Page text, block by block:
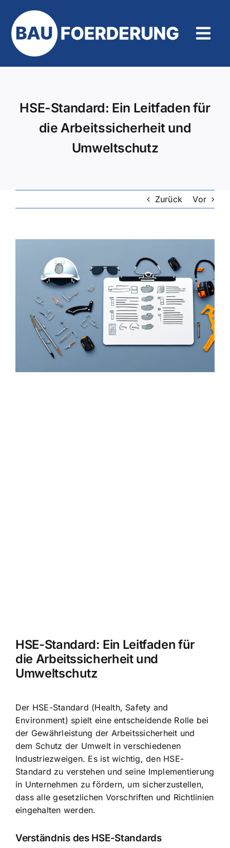
Inhalt
springen
HSE-Standard: Ein Leitfaden für
die Arbeitssicherheit und
Umweltschutz
Zurück Vor
grösseres
HSE-Standard: Ein Leitfaden für
die Arbeitssicherheit und
Umweltschutz
Der HSE-Standard (Health, Safety and
Environment) spielt eine entscheidende Rolle bei
der Gewährleistung der Arbeitssicherheit und
dem Schutz der Umwelt in verschiedenen
Industriezweigen. Es ist wichtig, den HSE-
Standard zu verstehen und seine Implementierung
in Unternehmen zu fördern, um sicherzustellen,
dass alle gesetzlichen Vorschriften und Richtlinien
eingehalten werden.
Verständnis des HSE-Standards